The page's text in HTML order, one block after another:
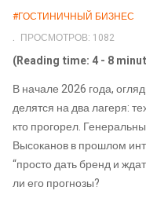
#ГОСТИНИЧНЫЙ БИЗНЕС
ПРОСМОТРОВ: 1082
(Reading time: 4 - 8
В начале 2026 года,
делятся на два лагеря:
кто прогорел.
Высоканов в прошлом
“просто дать бренд и
ли его прогнозы?